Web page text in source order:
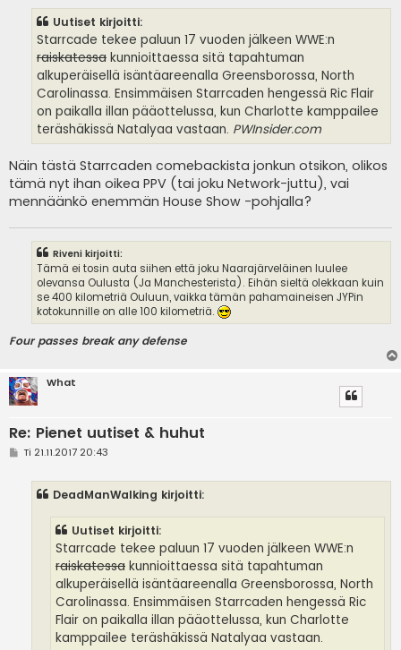
Uutiset kirjoitti:
Starrcade tekee paluun 17 vuoden jälkeen WWE:n
raiskatessa kunnioittaessa sitä tapahtuman
alkuperäisellä isäntäareenalla Greensborossa, North
Carolinassa. Ensimmäisen Starrcaden hengessä Ric Flair
on paikalla illan pääottelussa, kun Charlotte kamppailee
teräshäkissä Natalyaa vastaan. PWInsider.com
Näin tästä Starrcaden comebackista jonkun otsikon, olikos
tämä nyt ihan oikea PPV (tai joku Network-juttu), vai
mennäänkö enemmän House Show -pohjalla?
Riveni kirjoitti:
Tämä ei tosin auta siihen että joku Naarajärveläinen luulee
olevansa Oulusta (Ja Manchesterista). Eihän sieltä olekkaan kuin
se 400 kilometriä Ouluun, vaikka tämän pahamaineisen JYPin
kotokunnille on alle 100 kilometriä.
Four passes break any defense
What
Re: Pienet uutiset & huhut
VTi 21.11.2017 20:43
DeadManWalking kirjoitti:
Uutiset kirjoitti:
Starrcade tekee paluun 17 vuoden jälkeen WWE:n
raiskatessa kunnioittaessa sitä tapahtuman
alkuperäisellä isäntäareenalla Greensborossa, North
Carolinassa. Ensimmäisen Starrcaden hengessä Ric
Flair on paikalla illan pääottelussa, kun Charlotte
kamppailee teräshäkissä Natalyaa vastaan.